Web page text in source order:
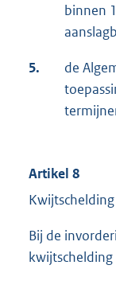
binnen
5.
de
Artikel 8
Kwijtschelding
Bij de